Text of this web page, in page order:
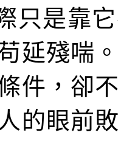
只是靠
延殘喘
件，卻
的眼前